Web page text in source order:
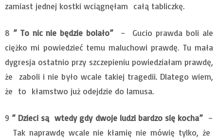
zamiast jednej kostki wciągnęłam całą tabliczkę.
8 ” To nic nie będzie bolało”
– Gucio prawda boli ale
ciężko mi powiedzieć temu maluchowi prawdę. Tu mała
dygresja ostatnio przy szczepieniu powiedziałam prawdę,
że zaboli i nie było wcale takiej tragedii. Dlatego wiem,
że to kłamstwo już odejdzie do lamusa.
9 ” Dzieci są wtedy gdy dwoje ludzi bardzo się kocha” –
Tak naprawdę wcale nie kłamię nie mówię tylko, że